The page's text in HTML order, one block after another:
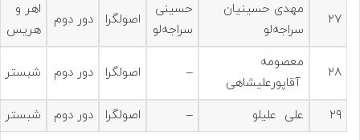
۲۷
مهدی حسینیان
سراجه‌لو
حسینی
سراجه‌لو
اصولگرا دور دوم
اهر و
هریس
۲۸
معصومه
آقاپورعلیشاهی
– اصولگرا دور دوم شبستر
۲۹ علی علیلو – اصولگرا دور دوم شبستر